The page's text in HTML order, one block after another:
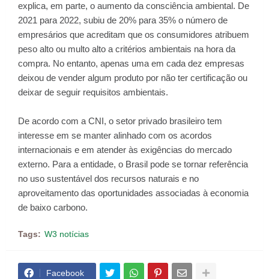
explica, em parte, o aumento da consciência ambiental. De
2021 para 2022, subiu de 20% para 35% o número de
empresários que acreditam que os consumidores atribuem
peso alto ou multo alto a critérios ambientais na hora da
compra. No entanto, apenas uma em cada dez empresas
deixou de vender algum produto por não ter certificação ou
deixar de seguir requisitos ambientais.
De acordo com a CNI, o setor privado brasileiro tem
interesse em se manter alinhado com os acordos
internacionais e em atender às exigências do mercado
externo. Para a entidade, o Brasil pode se tornar referência
no uso sustentável dos recursos naturais e no
aproveitamento das oportunidades associadas à economia
de baixo carbono.
Tags: W3 notícias
Facebook